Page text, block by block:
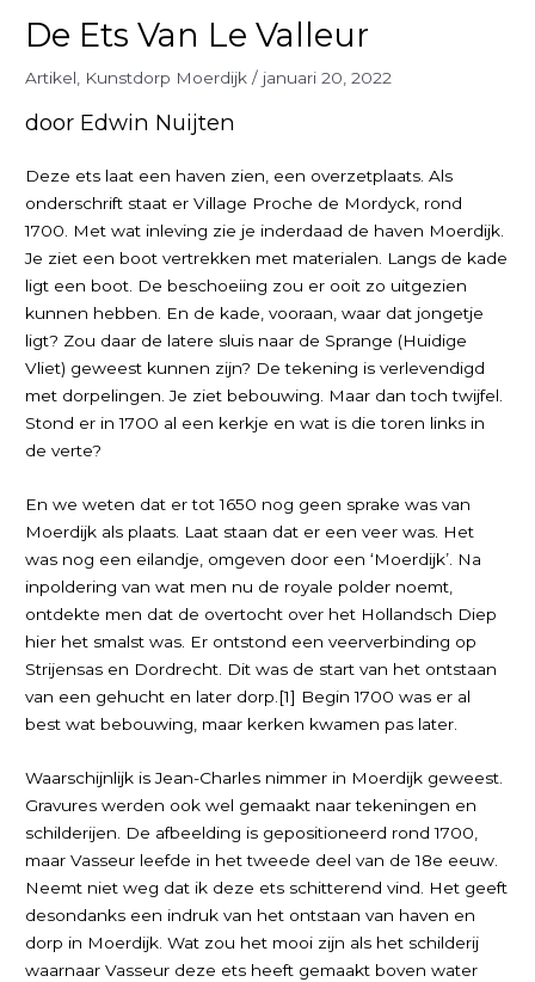
De Ets Van Le Valleur
Artikel, Kunstdorp Moerdijk / januari 20, 2022
door Edwin Nuijten
Deze ets laat een haven zien, een overzetplaats. Als
onderschrift staat er Village Proche de Mordyck, rond
1700. Met wat inleving zie je inderdaad de haven Moerdijk.
Je ziet een boot vertrekken met materialen. Langs de kade
ligt een boot. De beschoeiing zou er ooit zo uitgezien
kunnen hebben. En de kade, vooraan, waar dat jongetje
ligt? Zou daar de latere sluis naar de Sprange (Huidige
Vliet) geweest kunnen zijn? De tekening is verlevendigd
met dorpelingen. Je ziet bebouwing. Maar dan toch twijfel.
Stond er in 1700 al een kerkje en wat is die toren links in
de verte?
En we weten dat er tot 1650 nog geen sprake was van
Moerdijk als plaats. Laat staan dat er een veer was. Het
was nog een eilandje, omgeven door een ‘Moerdijk’. Na
inpoldering van wat men nu de royale polder noemt,
ontdekte men dat de overtocht over het Hollandsch Diep
hier het smalst was. Er ontstond een veerverbinding op
Strijensas en Dordrecht. Dit was de start van het ontstaan
van een gehucht en later dorp.[1] Begin 1700 was er al
best wat bebouwing, maar kerken kwamen pas later.
Waarschijnlijk is Jean-Charles nimmer in Moerdijk geweest.
Gravures werden ook wel gemaakt naar tekeningen en
schilderijen. De afbeelding is gepositioneerd rond 1700,
maar Vasseur leefde in het tweede deel van de 18e eeuw.
Neemt niet weg dat ik deze ets schitterend vind. Het geeft
desondanks een indruk van het ontstaan van haven en
dorp in Moerdijk. Wat zou het mooi zijn als het schilderij
waarnaar Vasseur deze ets heeft gemaakt boven water